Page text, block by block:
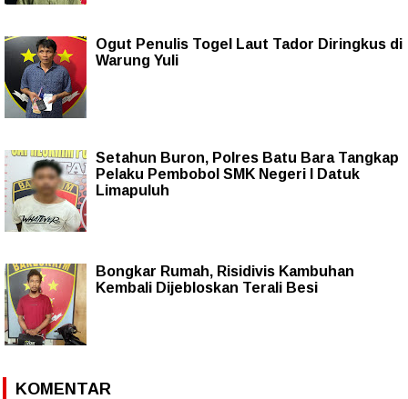
Ogut Penulis Togel Laut Tador Diringkus di
Warung Yuli
Setahun Buron, Polres Batu Bara Tangkap
Pelaku Pembobol SMK Negeri I Datuk
Limapuluh
Bongkar Rumah, Risidivis Kambuhan
Kembali Dijebloskan Terali Besi
KOMENTAR